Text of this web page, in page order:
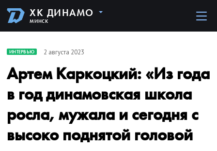
ХК ДИНАМО
МИНСК
ИНТЕРВЬЮ 2 августа 2023
Артем Каркоцкий: «Из года
в год динамовская школа
росла, мужала и сегодня с
высоко поднятой головой